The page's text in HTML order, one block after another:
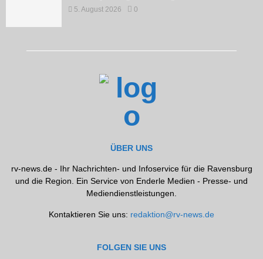
5. August 2026 0
ÜBER UNS
rv-news.de - Ihr Nachrichten- und Infoservice für die Ravensburg
und die Region. Ein Service von Enderle Medien - Presse- und
Mediendienstleistungen.
Kontaktieren Sie uns: redaktion@rv-news.de
FOLGEN SIE UNS